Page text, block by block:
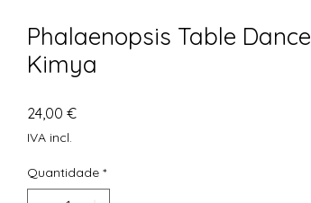
Phalaenopsis Table Dance
Kimya
24,00 €Preço
IVA incl.
Quantidade *